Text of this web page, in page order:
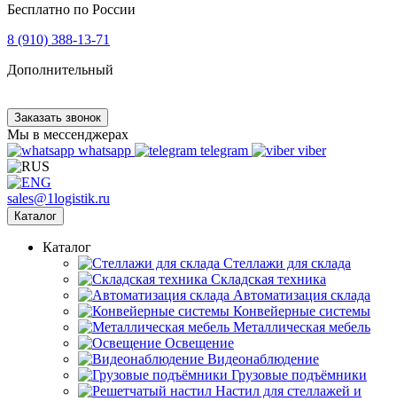
Бесплатно по России
8 (910) 388-13-71
Дополнительный
Заказать звонок
Мы в мессенджерах
whatsapp
telegram viber
sales@1logistik.ru
Каталог
Каталог
Cтеллажи для склада
Складская техника
Автоматизация склада
Конвейерные системы
Металлическая мебель
Освещение
Видеонаблюдение
Грузовые подъёмники
Настил для стеллажей и